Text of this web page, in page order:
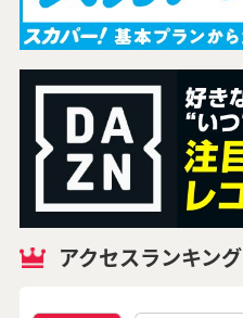
アクセスランキング